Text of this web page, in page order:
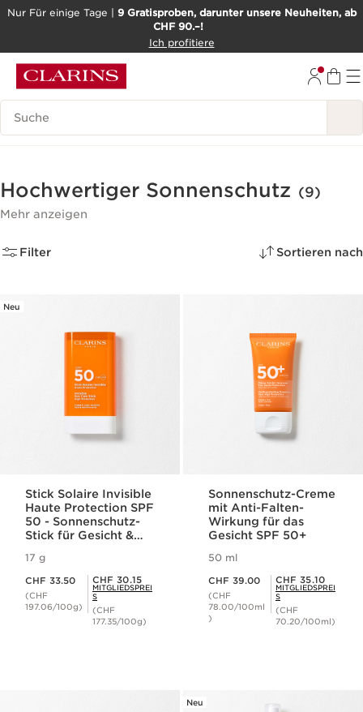
BARRIEREFREIHEITSWERKZEUG
Nur Für einige Tage | 9 Gratisproben, darunter unsere Neuheiten, ab
CHF 90.–!
Ich profitiere
Legende suchen
Hochwertiger Sonnenschutz (9)
Mehr anzeigen
Filter Sortieren nach
Neu
Stick Solaire Invisible
Haute Protection SPF
50 - Sonnenschutz-
Stick für Gesicht &
SPF 50
17 g
CHF 33.50
(CHF
197.06/100g)
Mitgliederpreis CHF 30.15
CHF 30.15
MITGLIEDSPREI
S
(CHF
177.35/100g)
Sonnenschutz-Creme
mit Anti-Falten-
Wirkung für das
Gesicht SPF 50+
50 ml
CHF 39.00
(CHF
78.00/100ml
)
Mitgliederpreis CHF 35.10
CHF 35.10
MITGLIEDSPREI
S
(CHF
70.20/100ml)
Neu